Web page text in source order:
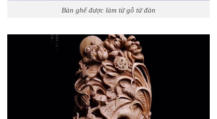
Bàn ghế được làm từ gỗ tử đàn